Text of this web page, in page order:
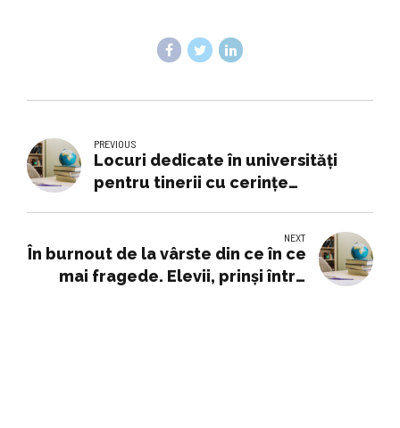
PREVIOUS
Locuri dedicate în universităţi
pentru tinerii cu cerinţe
NEXT
În burnout de la vârste din ce în ce
mai fragede. Elevii, prinşi între